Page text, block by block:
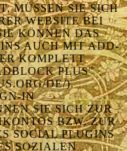
MÜSSEN SIE SICH
WEBSITE BEI
KÖNNEN DAS
AUCH MIT ADD-
KOMPLETT
PLUS"
DE/).
IN
SIE SICH ZUR
BZW. ZUR
SOCIAL PLUGINS
SOZIALEN